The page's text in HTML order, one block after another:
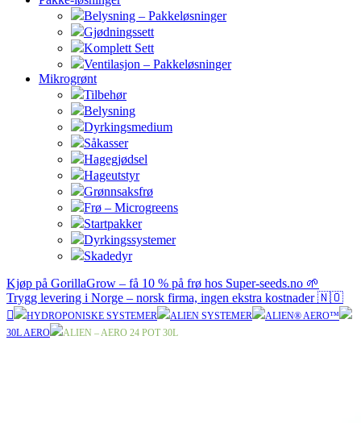
Belysning – Pakkeløsninger
Gjødningssett
Komplett Sett
Ventilasjon – Pakkeløsninger
Mikrogrønt
Tilbehør
Belysning
Dyrkingsmedium
Såkasser
Hagegjødsel
Hageutstyr
Grønnsaksfrø
Frø – Microgreens
Startpakker
Dyrkingssystemer
Skadedyr
Kjøp på GorillaGrow – få 10 % på frø hos Super-seeds.no 🌱
Trygg levering i Norge – norsk firma, ingen ekstra kostnader 🇳🇴
HYDROPONISKE SYSTEMER ALIEN SYSTEMER
ALIEN® AERO™
30L AERO
ALIEN – AERO 24 POT 30L